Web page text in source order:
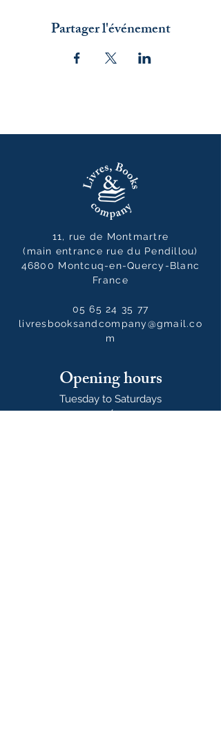
Partager l'événement
11, rue de Montmartre
(main entrance rue du Pendillou)
46800 Montcuq-en-Quercy-Blanc
France
05 65 24 35 77
livresbooksandcompany@gmail.co
m
Opening hours
Tuesday to Saturdays
10:00 - 12:30 / 14:00 - 19:00